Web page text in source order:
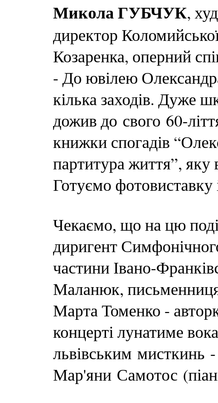
Микола ГУБЧУК,
директор
Козаренка, оперний
- До ювілею
кілька заходів. Дуже
дожив до свого 60-
книжки спогадів
партитура життя”,
Готуємо фотовиставку
Чекаємо, що на цю
диригент
частини Івано-
Маланюк,
Марта Томенко -
концерті лунатиме
львівським мисткинь
Мар'яни Самотос